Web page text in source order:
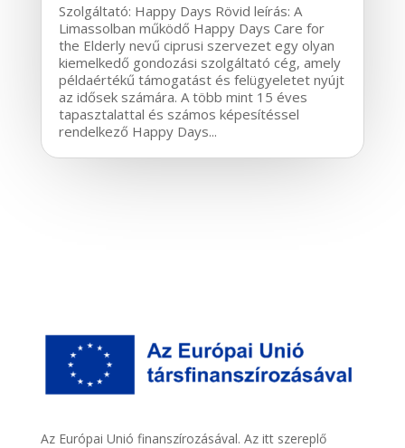
Szolgáltató: Happy Days Rövid leírás: A
Limassolban működő Happy Days Care for
the Elderly nevű ciprusi szervezet egy olyan
kiemelkedő gondozási szolgáltató cég, amely
példaértékű támogatást és felügyeletet nyújt
az idősek számára. A több mint 15 éves
tapasztalattal és számos képesítéssel
rendelkező Happy Days...
Az Európai Unió finanszírozásával. Az itt szereplő